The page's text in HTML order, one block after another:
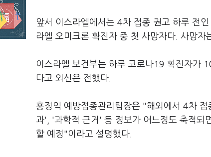
앞서 이스라엘에서는 4차 접종 권고 하루 전
라엘 오미크론 확진자 중 첫 사망자다. 사망
이스라엘 보건부는 하루 코로나19 확진자가
다고 외신은 전했다.
홍정익 예방접종관리팀장은 "해외에서 4차
과', '과학적 근거' 등 정보가 어느정도 축적되
할 예정"이라고 설명했다.